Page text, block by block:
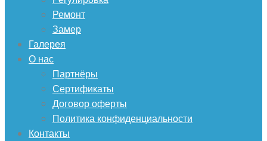
Ремонт
Замер
Галерея
О нас
Партнёры
Сертификаты
Договор оферты
Политика конфиденциальности
Контакты